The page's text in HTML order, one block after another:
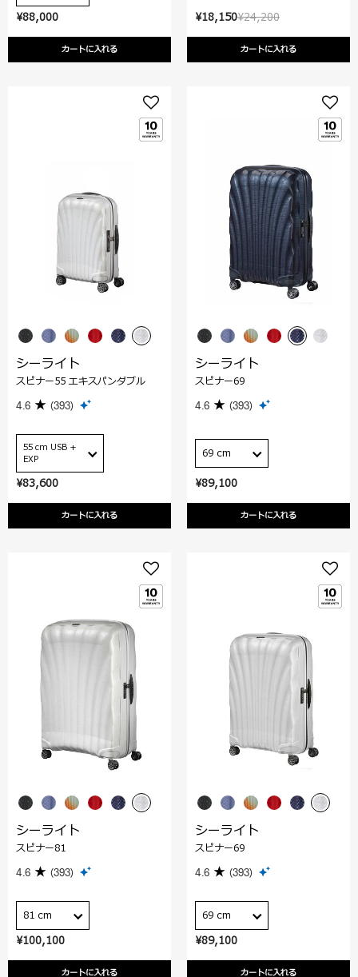
¥88,000
カートに入れる
¥24,200
¥18,150
カートに入れる
¥83,600
カートに入れる
シーライト
スピナー55 エキスパンダブル
4.6 (393)
55 cm USB +
EXP
¥89,100
カートに入れる
シーライト
スピナー69
4.6 (393)
69 cm
¥100,100
カートに入れる
シーライト
スピナー81
4.6 (393)
81 cm
¥89,100
カートに入れる
シーライト
スピナー69
4.6 (393)
69 cm